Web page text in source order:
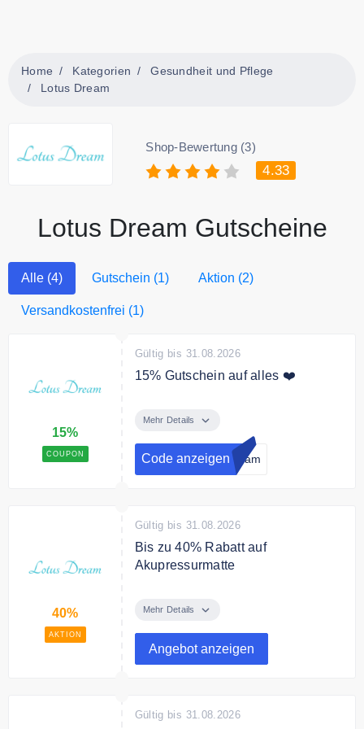
Home Kategorien
Gesundheit und Pflege
Lotus Dream
Shop-Bewertung (3)
4.33
Lotus Dream Gutscheine
Alle (4) Gutschein (1) Aktion (2)
Versandkostenfrei (1)
15%
COUPON
Gültig bis 31.08.2026
15% Gutschein auf alles ❤️
auf alle Produkte ohne
Rahmenbedingungen
Mehr Details
Code anzeigen ream
40%
AKTION
Gültig bis 31.08.2026
Bis zu 40% Rabatt auf
Akupressurmatte
helfen zur Entspannung und
Wohlbefinden. Jetzt mit bis zu
40% sparen.
Mehr Details
Angebot anzeigen
Gültig bis 31.08.2026